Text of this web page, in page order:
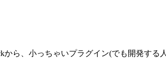
から、小っちゃいプラグイン(でも開発す